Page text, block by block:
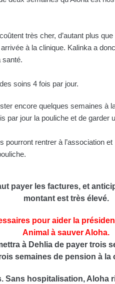
très cher, d’autant plus
à la clinique. Kalinka a
santé.
soins 4 fois par jour.
encore quelques semaines à
par jour la pouliche et de garder
pourront rentrer à l’association
payer les factures, et
montant est très élevé.
pour aider la
Animal à sauver Aloha.
à Dehlia de payer trois
semaines de pension à la
Sans hospitalisation, Aloha